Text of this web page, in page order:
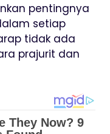
pentingnya
setiap
tidak ada
prajurit dan